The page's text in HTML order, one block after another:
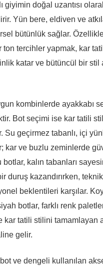
giyimin doğal uzantısı
Yün bere, eldiven ve
bütünlük sağlar.
ton tercihler yapmak, kar
katar ve bütüncül bir stil
kombinlerde ayakkabı
Bot seçimi ise kar tatili
Su geçirmez tabanlı, içi
kar ve buzlu zeminlerde
botlar, kalın tabanları
duruş kazandırırken, teknik
beklentileri karşılar.
botlar, farklı renk
kar tatili stilini tamamlayan
gelir.
ve dengeli kullanılan